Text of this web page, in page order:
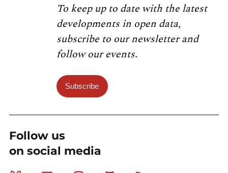
To keep up to date with the latest
developments in open data,
subscribe to our newsletter and
follow our events.
Subscribe
Follow us
on social media